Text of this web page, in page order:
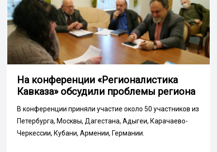
На конференции «Регионалистика
Кавказа» обсудили проблемы региона
В конференции приняли участие около 50 участников из
Петербурга, Москвы, Дагестана, Адыгеи, Карачаево-
Черкессии, Кубани, Армении, Германии.